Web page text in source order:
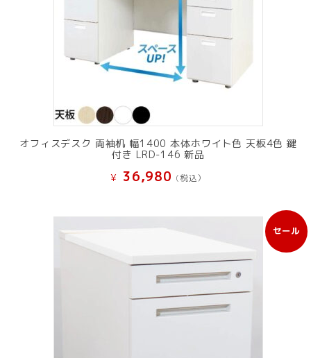
オフィスデスク 両袖机 幅1400 本体ホワイト色 天板4色 鍵
付き LRD-146 新品
¥ 36,980 (税込）
セール
販
売